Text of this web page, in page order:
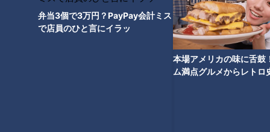
弁当3個で3万円？PayPay会計ミス
で店員のひと言にイラッ
本場アメリカの味に舌鼓
ム満点グルメからレトロ
「いわしのかば焼き・玉ねぎの
和風マリネ」の作り方【キユー
「春キャベツとにらの担々(タン
タン)蒸し」の作り方【キユーピ
ー３分クッキング】